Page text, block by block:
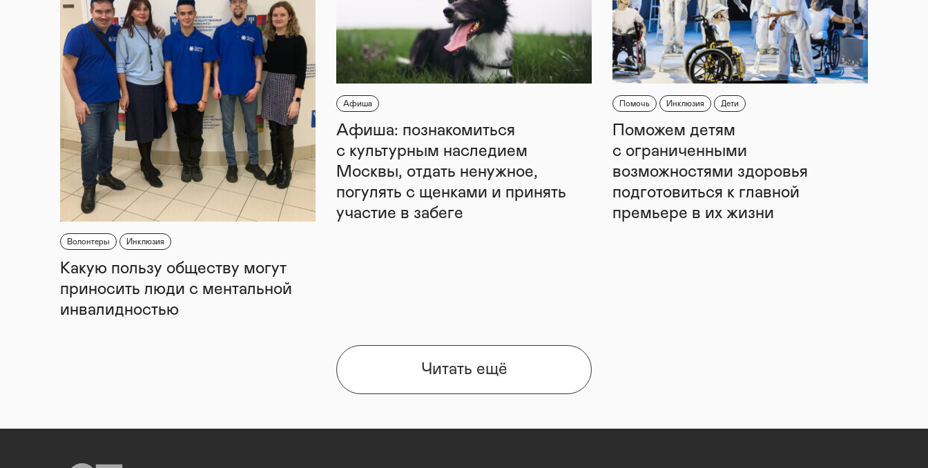
Волонтеры Инклюзия
Какую пользу обществу могут
приносить люди с ментальной
инвалидностью
Афиша
Афиша: познакомиться
с культурным наследием
Москвы, отдать ненужное,
погулять с щенками и принять
участие в забеге
Помочь Инклюзия Дети
Поможем детям
с ограниченными
возможностями здоровья
подготовиться к главной
премьере в их жизни
Читать ещё